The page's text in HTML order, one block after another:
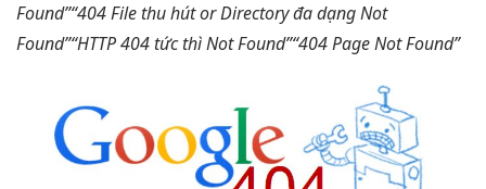
Found”“404 File thu hútor Directoryđa dạngNot
Found”“HTTP 404 tức thìNot Found”“404 Page Not Found”